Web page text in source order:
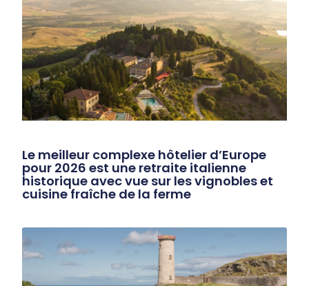
Le meilleur complexe hôtelier d’Europe
pour 2026 est une retraite italienne
historique avec vue sur les vignobles et
cuisine fraîche de la ferme